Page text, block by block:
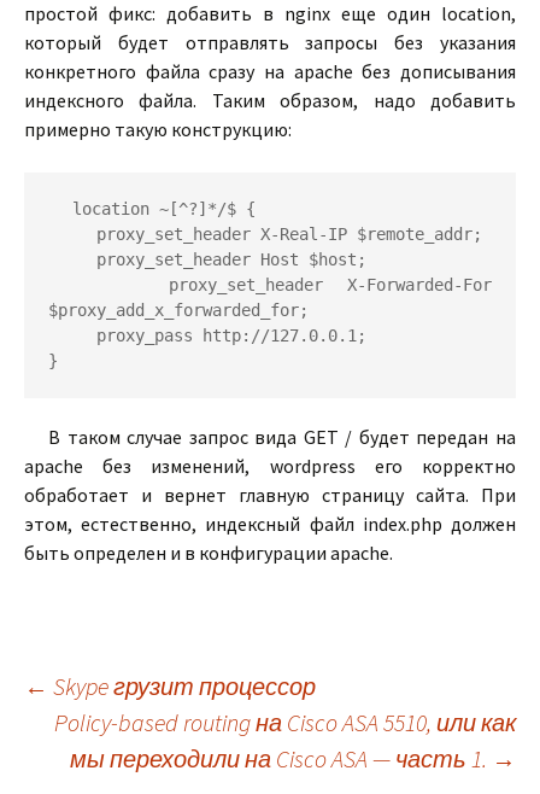
простой фикс: добавить в nginx еще один location,
который будет отправлять запросы без указания
конкретного файла сразу на apache без дописывания
индексного файла. Таким образом, надо добавить
примерно такую конструкцию:
location ~[^?]*/$ {
$proxy_add_x_forwarded_for;
}
В таком случае запрос вида GET / будет передан на
apache без изменений, wordpress его корректно
обработает и вернет главную страницу сайта. При
этом, естественно, индексный файл index.php должен
быть определен и в конфигурации apache.
Навигация
по
← Skype грузит процессор
Policy-based routing на Cisco ASA 5510, или как
мы переходили на Cisco ASA — часть 1. →